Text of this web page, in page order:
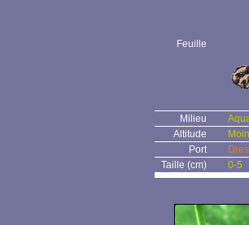
Feuille
Milieu
Altitude
Port
Taille (cm)
0-5